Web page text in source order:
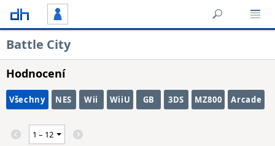
Battle City
Hodnocení
Všechny NES Wii WiiU GB 3DS MZ800 Arcade